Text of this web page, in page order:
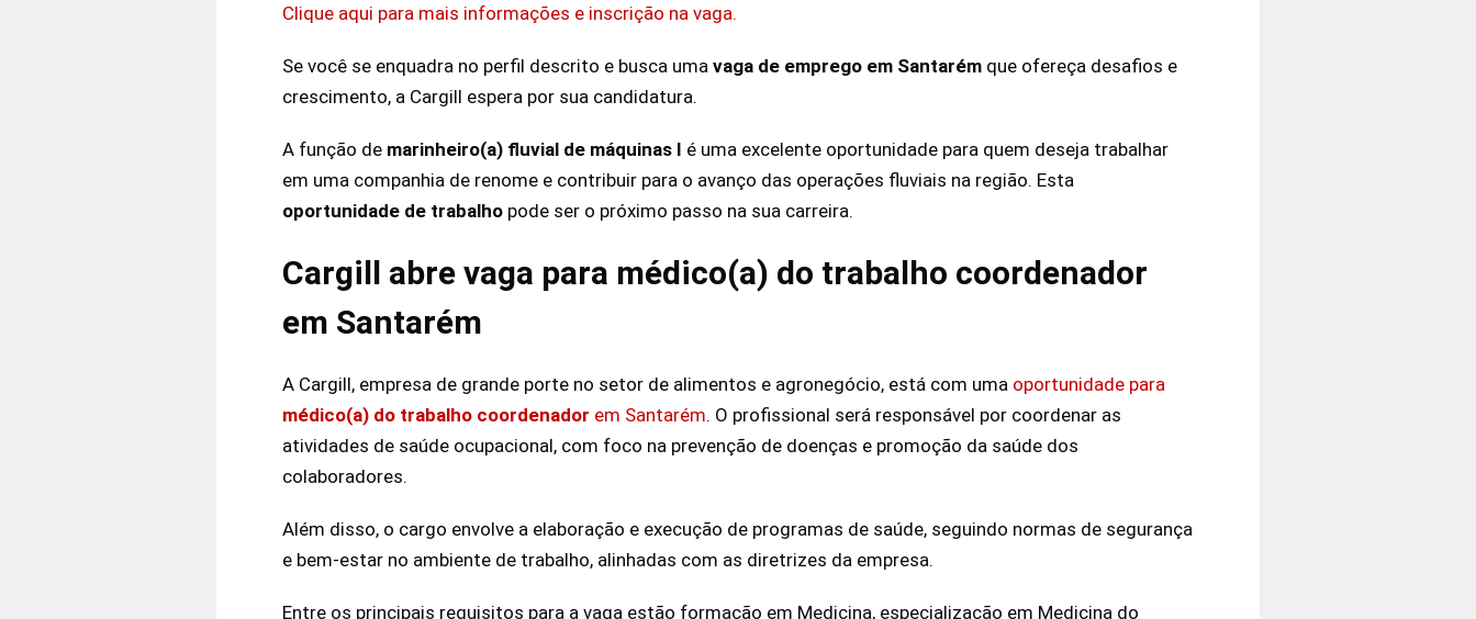
Clique aqui para mais informações e inscrição na vaga.
Se você se enquadra no perfil descrito e busca uma vaga de emprego em Santarém que ofereça desafios e
crescimento, a Cargill espera por sua candidatura.
A função de marinheiro(a) fluvial de máquinas I é uma excelente oportunidade para quem deseja trabalhar
em uma companhia de renome e contribuir para o avanço das operações fluviais na região. Esta
oportunidade de trabalho pode ser o próximo passo na sua carreira.
Cargill abre vaga para médico(a) do trabalho coordenador
em Santarém
A Cargill, empresa de grande porte no setor de alimentos e agronegócio, está com uma oportunidade para
médico(a) do trabalho coordenador em Santarém. O profissional será responsável por coordenar as
atividades de saúde ocupacional, com foco na prevenção de doenças e promoção da saúde dos
colaboradores.
Além disso, o cargo envolve a elaboração e execução de programas de saúde, seguindo normas de segurança
e bem-estar no ambiente de trabalho, alinhadas com as diretrizes da empresa.
Entre os principais requisitos para a vaga estão formação em Medicina, especialização em Medicina do